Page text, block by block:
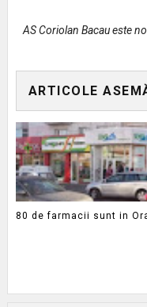
AS Coriolan Bacau este
ARTICOLE
80 de farmacii sunt in